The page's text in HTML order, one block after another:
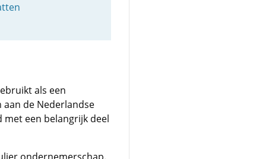
als een
aan de Nederlandse
met een belangrijk deel